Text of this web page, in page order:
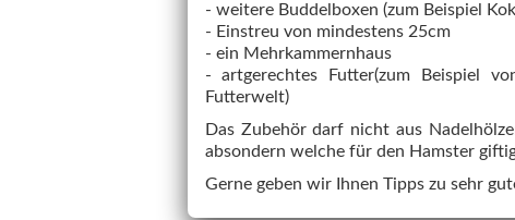
- weitere Buddelboxen (zum Beispiel
- Einstreu von mindestens 25cm
- ein Mehrkammernhaus
- artgerechtes Futter(zum Beispiel
Futterwelt)
Das Zubehör darf nicht aus
absondern welche für den Hamster
Gerne geben wir Ihnen Tipps zu sehr